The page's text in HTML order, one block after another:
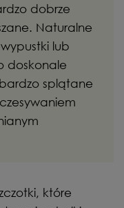
dobrze
Naturalne
lub
doskonale
splątane
które